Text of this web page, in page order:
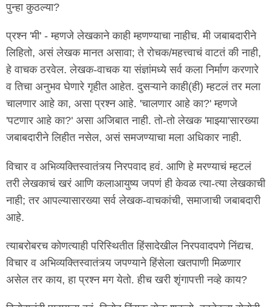
पुन्हा कुठल्या?
प्रश्न 'मी' - म्हणजे लेखकाने काही म्हणण्याचा नाहीच. मी जबाबदारीने
लिहितो, असं लेखक मानत असावा; ते रोचक/महत्त्वाचं वाटतं की नाही,
हे वाचक ठरवेल. लेखक-वाचक या संज्ञांमध्ये सर्व कला निर्माण करणारे
व तिचा अनुभव घेणारे गृहीत आहेत. दुसऱ्याने काही(ही) म्हटलं तर मला
चालणार आहे का, असा प्रश्न आहे. 'चालणार आहे का?' म्हणजे
'पटणार आहे का?' असा अजिबात नाही. तो-तो लेखक 'माझ्या'सारख्या
जबाबदारीने लिहीत नसेल, असं समजण्याचा मला अधिकार नाही.
विचार व अभिव्यक्तिस्वातंत्र्य निरपवाद हवं. आणि हे मरण्याचं म्हटलं
तरी लेखकाचं खरं आणि कलाआयुष्य जपणं ही केवळ त्या-त्या लेखकाची
नाही; तर आपल्यासारख्या सर्व लेखक-वाचकांची, समाजाची जबाबदारी
आहे.
त्याबरोबरच कोणत्याही परिस्थितीत हिंसादेखील निरपवादपणे निंद्यच.
विचार व अभिव्यक्तिस्वातंत्र्य जपण्याने हिंसेला खतपाणी मिळणार
असेल तर काय, हा प्रश्न मग येतो. हीच खरी शृंगापत्ती नव्हे काय?